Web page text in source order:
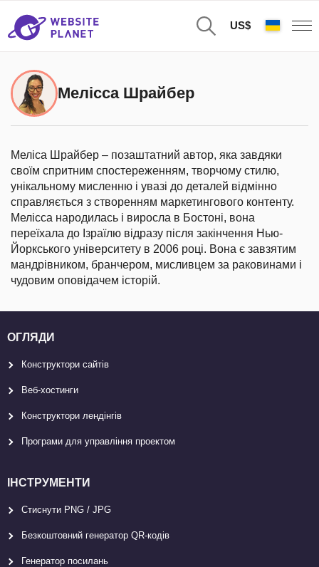
US$
Мелісса Шрайбер
Меліса Шрайбер – позаштатний автор, яка завдяки
своїм спритним спостереженням, творчому стилю,
унікальному мисленню і увазі до деталей відмінно
справляється з створенням маркетингового контенту.
Мелісса народилась і виросла в Бостоні, вона
переїхала до Ізраїлю відразу після закінчення Нью-
Йоркського університету в 2006 році. Вона є завзятим
мандрівником, бранчером, мисливцем за раковинами і
чудовим оповідачем історій.
ОГЛЯДИ
Конструктори сайтів
Веб-хостинги
Конструктори лендінгів
Програми для управління проектом
ІНСТРУМЕНТИ
Стиснути PNG / JPG
Безкоштовний генератор QR-кодів
Генератор посилань